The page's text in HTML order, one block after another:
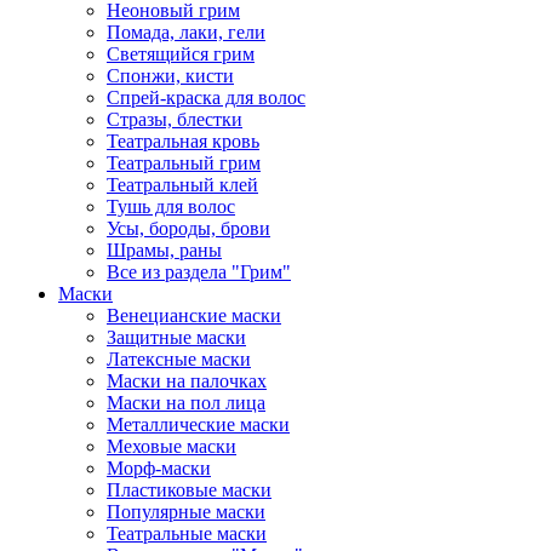
Неоновый грим
Помада, лаки, гели
Светящийся грим
Спонжи, кисти
Спрей-краска для волос
Стразы, блестки
Театральная кровь
Театральный грим
Театральный клей
Тушь для волос
Усы, бороды, брови
Шрамы, раны
Все из раздела "Грим"
Маски
Венецианские маски
Защитные маски
Латексные маски
Маски на палочках
Маски на пол лица
Металлические маски
Меховые маски
Морф-маски
Пластиковые маски
Популярные маски
Театральные маски